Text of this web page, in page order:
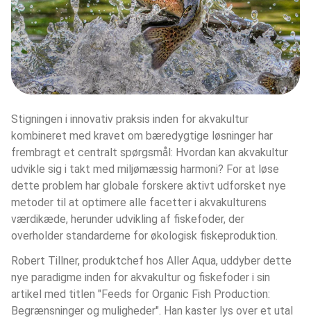
Stigningen i innovativ praksis inden for akvakultur
kombineret med kravet om bæredygtige løsninger har
frembragt et centralt spørgsmål: Hvordan kan akvakultur
udvikle sig i takt med miljømæssig harmoni? For at løse
dette problem har globale forskere aktivt udforsket nye
metoder til at optimere alle facetter i akvakulturens
værdikæde, herunder udvikling af fiskefoder, der
overholder standarderne for økologisk fiskeproduktion.
Robert Tillner, produktchef hos Aller Aqua, uddyber dette
nye paradigme inden for akvakultur og fiskefoder i sin
artikel med titlen "Feeds for Organic Fish Production:
Begrænsninger og muligheder". Han kaster lys over et utal